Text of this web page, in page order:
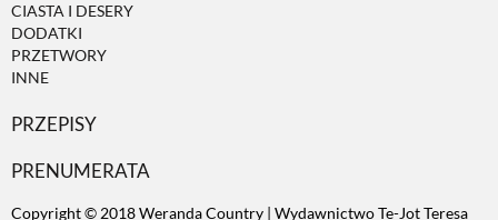
CIASTA I DESERY
DODATKI
PRZETWORY
INNE
PRZEPISY
PRENUMERATA
Copyright © 2018 Weranda Country | Wydawnictwo Te-Jot Teresa